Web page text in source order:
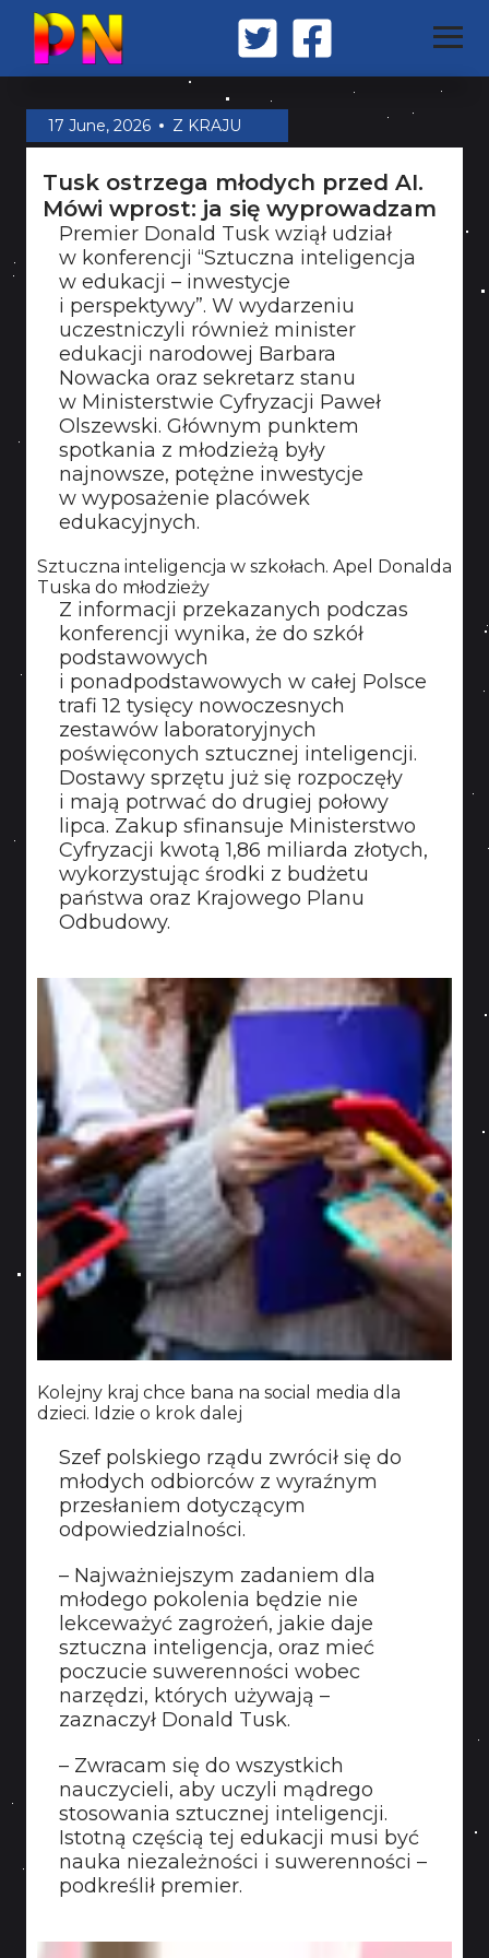
STRONA GŁÓWNA
Z KRAJU
ŚWIAT
MILITARIA
OPINIA
KONTAKT
17 June, 2026 Z KRAJU
Tusk ostrzega młodych przed AI.
Mówi wprost: ja się wyprowadzam
Premier Donald Tusk wziął udział
w konferencji “Sztuczna inteligencja
w edukacji – inwestycje
i perspektywy”. W wydarzeniu
uczestniczyli również minister
edukacji narodowej Barbara
Nowacka oraz sekretarz stanu
w Ministerstwie Cyfryzacji Paweł
Olszewski. Głównym punktem
spotkania z młodzieżą były
najnowsze, potężne inwestycje
w wyposażenie placówek
edukacyjnych.
Sztuczna inteligencja w szkołach. Apel Donalda
Tuska do młodzieży
Z informacji przekazanych podczas
konferencji wynika, że do szkół
podstawowych
i ponadpodstawowych w całej Polsce
trafi 12 tysięcy nowoczesnych
zestawów laboratoryjnych
poświęconych sztucznej inteligencji.
Dostawy sprzętu już się rozpoczęły
i mają potrwać do drugiej połowy
lipca. Zakup sfinansuje Ministerstwo
Cyfryzacji kwotą 1,86 miliarda złotych,
wykorzystując środki z budżetu
państwa oraz Krajowego Planu
Odbudowy.
Kolejny kraj chce bana na social media dla
dzieci. Idzie o krok dalej
Szef polskiego rządu zwrócił się do
młodych odbiorców z wyraźnym
przesłaniem dotyczącym
odpowiedzialności.
– Najważniejszym zadaniem dla
młodego pokolenia będzie nie
lekceważyć zagrożeń, jakie daje
sztuczna inteligencja, oraz mieć
poczucie suwerenności wobec
narzędzi, których używają –
zaznaczył Donald Tusk.
– Zwracam się do wszystkich
nauczycieli, aby uczyli mądrego
stosowania sztucznej inteligencji.
Istotną częścią tej edukacji musi być
nauka niezależności i suwerenności –
podkreślił premier.